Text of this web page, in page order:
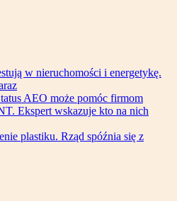
w nieruchomości i energetykę.
AEO może pomóc firmom
Ekspert wskazuje kto na nich
plastiku. Rząd spóźnia się z